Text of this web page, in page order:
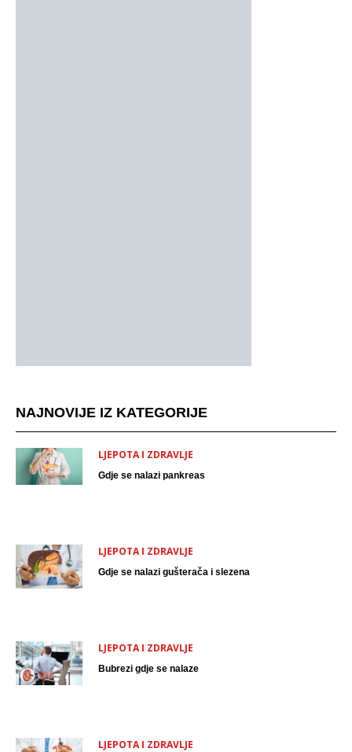
NAJNOVIJE IZ KATEGORIJE
LJEPOTA I ZDRAVLJE
Gdje se nalazi pankreas
LJEPOTA I ZDRAVLJE
Gdje se nalazi gušterača i slezena
LJEPOTA I ZDRAVLJE
Bubrezi gdje se nalaze
LJEPOTA I ZDRAVLJE